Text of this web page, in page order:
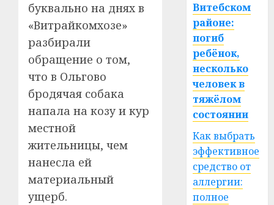
буквально на днях в
«Витрайкомхозе»
разбирали
обращение о том,
что в Ольгово
бродячая собака
напала на козу и кур
местной
жительницы, чем
нанесла ей
материальный
ущерб.
Витебском
районе:
погиб
ребёнок,
несколько
человек в
тяжёлом
состоянии
Как выбрать
эффективное
средство от
аллергии:
полное